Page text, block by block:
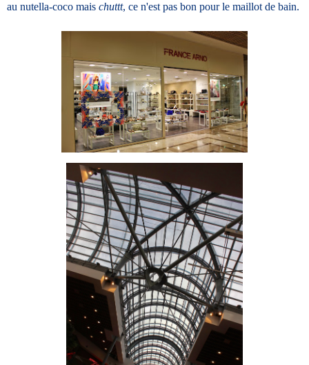
au nutella-coco mais chuttt, ce n'est pas bon pour le maillot de bain.